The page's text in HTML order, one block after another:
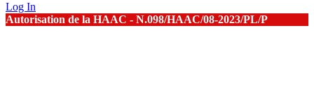
Log In
Autorisation de la HAAC - N.098/HAAC/08-2023/PL/P